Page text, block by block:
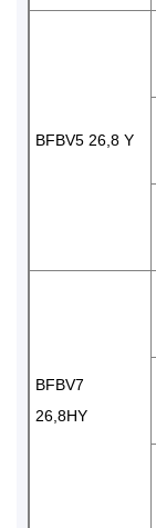
BFBV5 26,8 Y
BFBV7
26,8HY